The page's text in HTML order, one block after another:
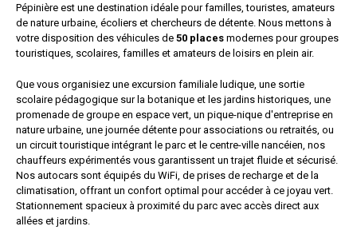
Pépinière est une destination idéale pour familles, touristes, amateurs
de nature urbaine, écoliers et chercheurs de détente. Nous mettons à
votre disposition des véhicules de 50 places modernes pour groupes
touristiques, scolaires, familles et amateurs de loisirs en plein air.
Que vous organisiez une excursion familiale ludique, une sortie
scolaire pédagogique sur la botanique et les jardins historiques, une
promenade de groupe en espace vert, un pique-nique d'entreprise en
nature urbaine, une journée détente pour associations ou retraités, ou
un circuit touristique intégrant le parc et le centre-ville nancéien, nos
chauffeurs expérimentés vous garantissent un trajet fluide et sécurisé.
Nos autocars sont équipés du WiFi, de prises de recharge et de la
climatisation, offrant un confort optimal pour accéder à ce joyau vert.
Stationnement spacieux à proximité du parc avec accès direct aux
allées et jardins.